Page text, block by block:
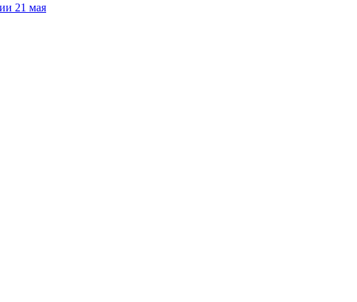
21 мая